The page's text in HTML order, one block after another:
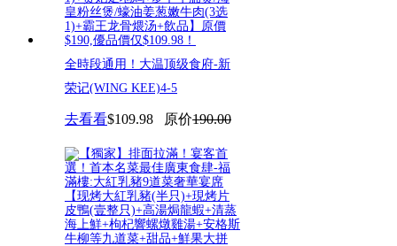
全時段通用！大温顶级食府-新
荣记(WING KEE)4-5
去看看$109.98 原价190.00